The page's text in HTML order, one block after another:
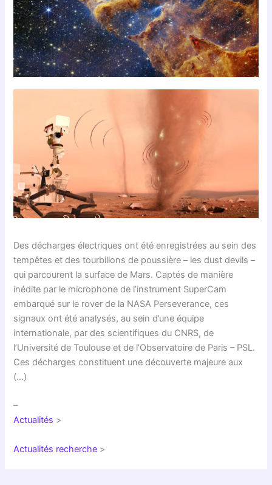
Des décharges électriques ont été enregistrées au sein des
tempêtes et des tourbillons de poussière – les dust devils –
qui parcourent la surface de Mars. Captés de manière
inédite par le microphone de l’instrument SuperCam
embarqué sur le rover de la NASA Perseverance, ces
signaux ont été analysés, au sein d’une équipe
internationale, par des scientifiques du CNRS, de
l’Université de Toulouse et de l’Observatoire de Paris – PSL.
Ces décharges constituent une découverte majeure aux
(…)
–
Actualités >
Actualités recherche >